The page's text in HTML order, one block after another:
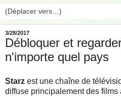
3/28/2017
Débloquer et
n'importe quel pays
Starz est une chaîne de
diffuse principalement des